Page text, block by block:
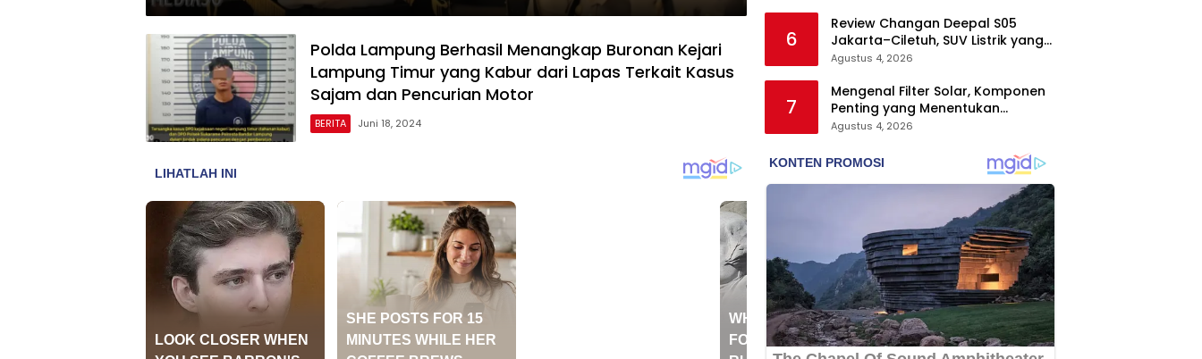
Polda Lampung Berhasil Menangkap Buronan Kejari
Lampung Timur yang Kabur dari Lapas Terkait Kasus
Sajam dan Pencurian Motor
BERITA Juni 18, 2024
6
Review Changan Deepal S05
Jakarta–Ciletuh, SUV Listrik yang
Nyaman dan Fun to Drive
Agustus 4, 2026
7
Mengenal Filter Solar, Komponen
Penting yang Menentukan
Keawetan Mesin Diesel
Agustus 4, 2026